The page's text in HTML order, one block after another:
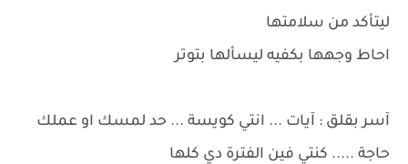
ليتأكد من سلامتها
احاط وجهها بكفيه ليسألها بتوتر
آسر بقلق : آيات ... انتي كويسة ... حد لمسك او عملك
حاجة ..... كنتي فين الفترة دي كلها